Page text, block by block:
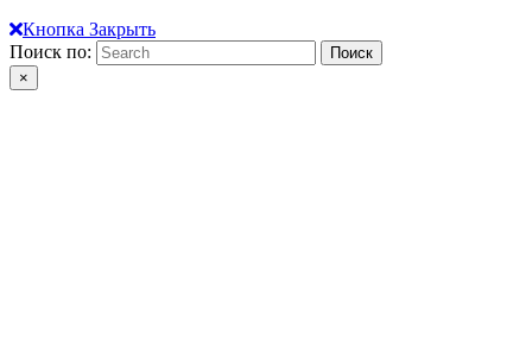
Кнопка Закрыть
Поиск по:
×